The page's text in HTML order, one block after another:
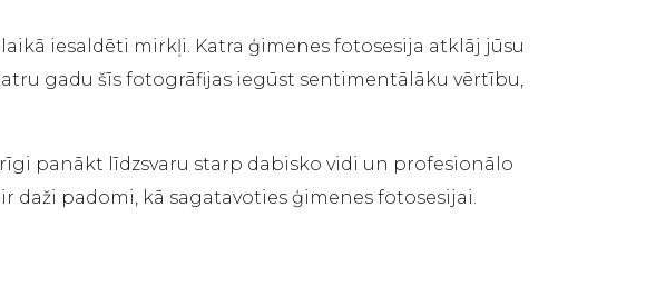
iesaldēti mirkļi. Katra ģimenes fotosesija atklāj jūsu
gadu šīs fotogrāfijas iegūst sentimentālāku vērtību,
panākt līdzsvaru starp dabisko vidi un profesionālo
daži padomi, kā sagatavoties ģimenes fotosesijai.